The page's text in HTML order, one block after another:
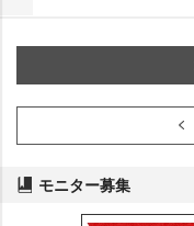
モニター募集